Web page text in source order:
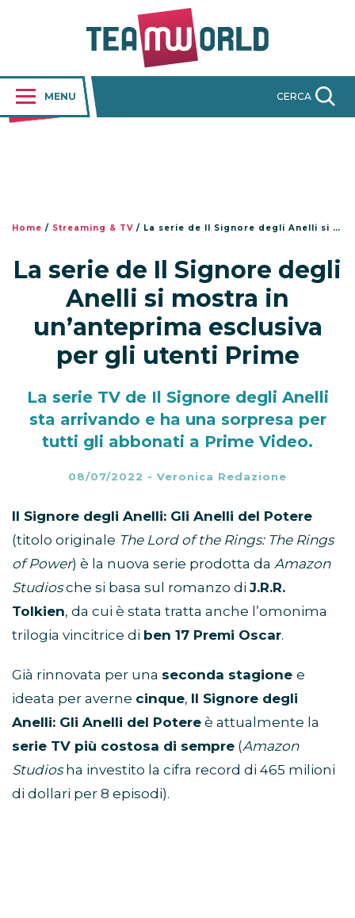
MENU CERCA
Home / Streaming & TV / La serie de Il Signore degli Anelli si mostra in un’anteprima esclusiva per gli utenti Prime
La serie de Il Signore degli
Anelli si mostra in
un’anteprima esclusiva
per gli utenti Prime
La serie TV de Il Signore degli Anelli
sta arrivando e ha una sorpresa per
tutti gli abbonati a Prime Video.
08/07/2022 - Veronica Redazione
Il Signore degli Anelli: Gli Anelli del Potere
(titolo originale The Lord of the Rings: The Rings
of Power) è la nuova serie prodotta da Amazon
Studiosche si basa sul romanzo di J.R.R.
Tolkien, da cui è stata tratta anche l’omonima
trilogia vincitrice di ben 17 Premi Oscar.
Già rinnovata per una seconda stagione e
ideata per averne cinque, Il Signore degli
Anelli: Gli Anelli del Potere è attualmente la
serie TV più costosa di sempre (Amazon
Studiosha investito la cifra record di 465 milioni
di dollari per 8 episodi).